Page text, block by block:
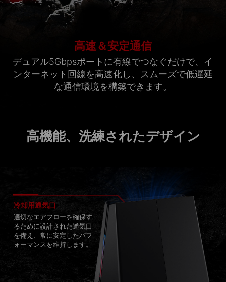
高速＆安定通信
デュアル5Gbpsポートに有線でつなぐだけで、イ
ンターネット回線を高速化し、スムーズで低遅延
な通信環境を構築できます。
高機能、洗練されたデザイン
冷却用通気口
適切なエアフローを確保す
るために設計された通気口
を備え、常に安定したパフ
ォーマンスを維持します。